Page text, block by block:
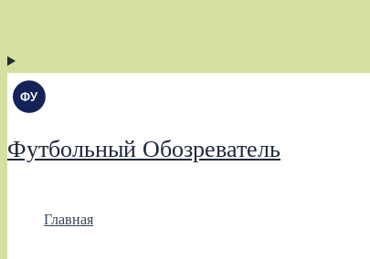
Футбольный Обозреватель
Главная